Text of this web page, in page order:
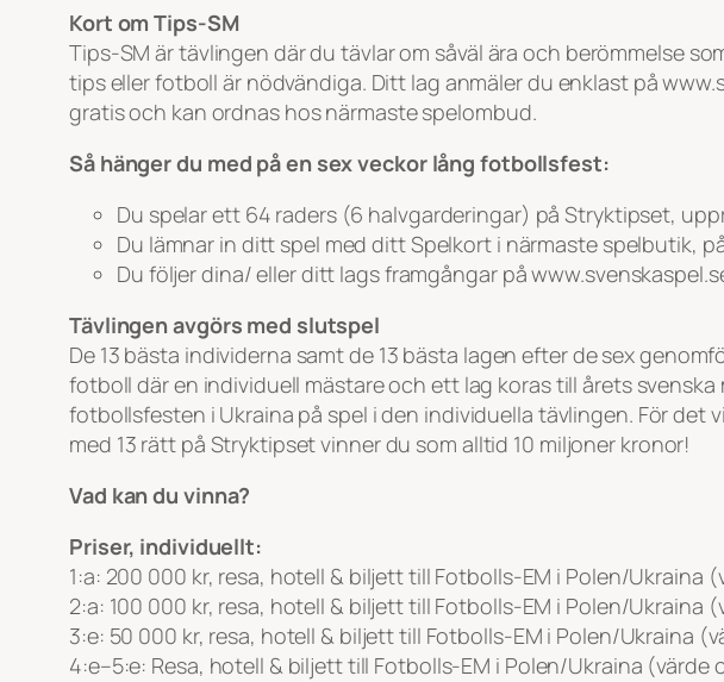
Kort om Tips-SM
Tips-SM är tävlingen där du tävlar om såväl ära och berömmelse
tips eller fotboll är nödvändiga. Ditt lag anmäler du enklast på
gratis och kan ordnas hos närmaste spelombud.
Så hänger du med på en sex veckor lång fotbollsfest:
Du spelar ett 64 raders (6 halvgarderingar) på Stryktipset,
Du lämnar in ditt spel med ditt Spelkort i närmaste spelbutik,
Du följer dina/ eller ditt lags framgångar på
Tävlingen avgörs med slutspel
De 13 bästa individerna samt de 13 bästa lagen efter de sex
fotboll där en individuell mästare och ett lag koras till årets
fotbollsfesten i Ukraina på spel i den individuella tävlingen. För det
med 13 rätt på Stryktipset vinner du som alltid 10 miljoner kronor!
Vad kan du vinna?
Priser, individuellt:
1:a: 200 000 kr, resa, hotell & biljett till Fotbolls-EM i Polen/Ukraina
2:a: 100 000 kr, resa, hotell & biljett till Fotbolls-EM i Polen/Ukraina
3:e: 50 000 kr, resa, hotell & biljett till Fotbolls-EM i Polen/Ukraina
4:e–5:e: Resa, hotell & biljett till Fotbolls-EM i Polen/Ukraina (värde